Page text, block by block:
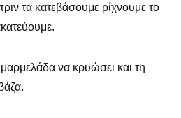
τα κατεβάσουμε ρίχνουμε το
να κρυώσει και τη